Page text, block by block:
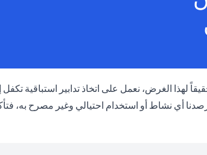
لهذا الغرض، نعمل على اتخاذ تدابير استباقية
أي نشاط أو استخدام احتيالي وغير مصرح به،